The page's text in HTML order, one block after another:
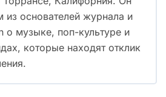
из основателей журнала и
о музыке, поп-культуре и
которые находят отклик